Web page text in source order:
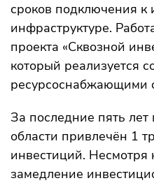
сроков подключения
инфраструктуре.
проекта «Сквозной
который реализуется
ресурсоснабжающими
За последние пять
области привлечён 1
инвестиций. Несмотря
замедление